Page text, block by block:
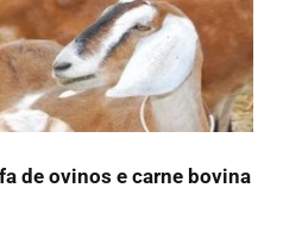
de ovinos e carne bovina